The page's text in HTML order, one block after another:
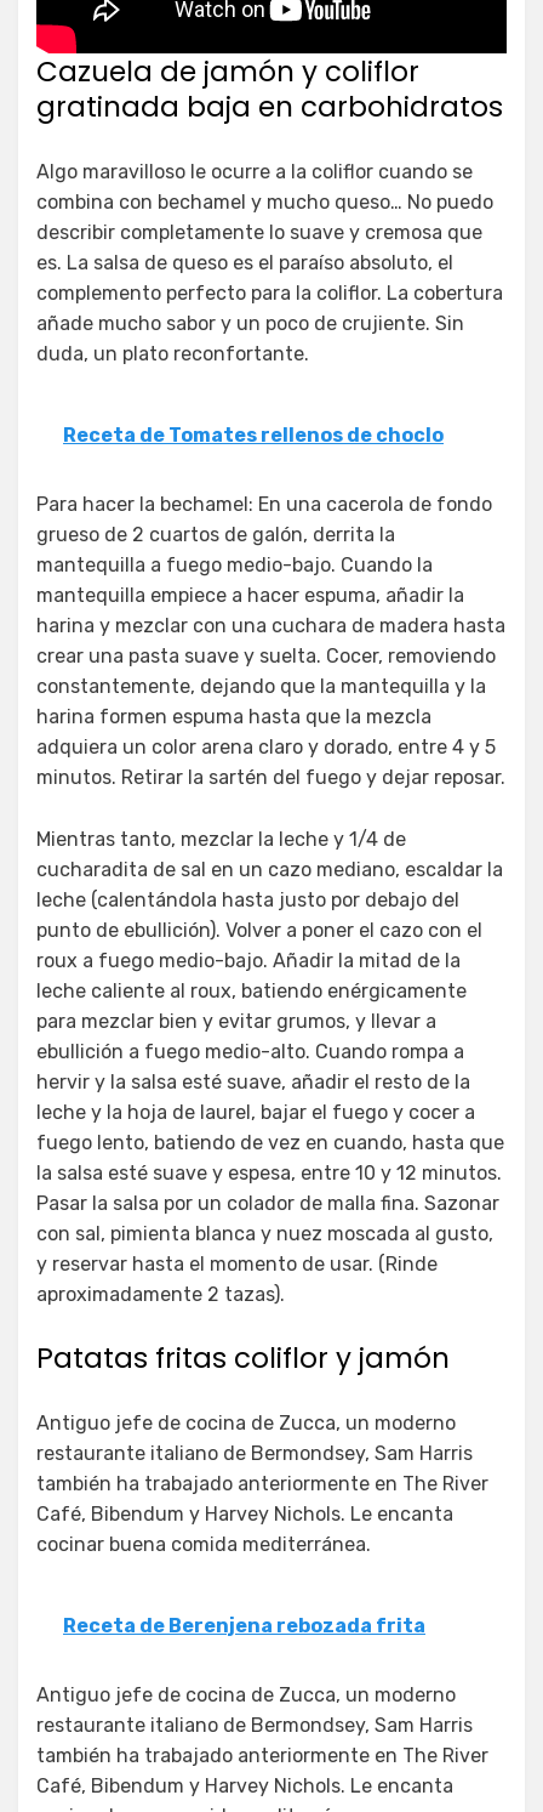
Cazuela de jamón y coliflor
gratinada baja en carbohidratos
Algo maravilloso le ocurre a la coliflor cuando se
combina con bechamel y mucho queso… No puedo
describir completamente lo suave y cremosa que
es. La salsa de queso es el paraíso absoluto, el
complemento perfecto para la coliflor. La cobertura
añade mucho sabor y un poco de crujiente. Sin
duda, un plato reconfortante.
Receta de Tomates rellenos de choclo
Para hacer la bechamel: En una cacerola de fondo
grueso de 2 cuartos de galón, derrita la
mantequilla a fuego medio-bajo. Cuando la
mantequilla empiece a hacer espuma, añadir la
harina y mezclar con una cuchara de madera hasta
crear una pasta suave y suelta. Cocer, removiendo
constantemente, dejando que la mantequilla y la
harina formen espuma hasta que la mezcla
adquiera un color arena claro y dorado, entre 4 y 5
minutos. Retirar la sartén del fuego y dejar reposar.
Mientras tanto, mezclar la leche y 1/4 de
cucharadita de sal en un cazo mediano, escaldar la
leche (calentándola hasta justo por debajo del
punto de ebullición). Volver a poner el cazo con el
roux a fuego medio-bajo. Añadir la mitad de la
leche caliente al roux, batiendo enérgicamente
para mezclar bien y evitar grumos, y llevar a
ebullición a fuego medio-alto. Cuando rompa a
hervir y la salsa esté suave, añadir el resto de la
leche y la hoja de laurel, bajar el fuego y cocer a
fuego lento, batiendo de vez en cuando, hasta que
la salsa esté suave y espesa, entre 10 y 12 minutos.
Pasar la salsa por un colador de malla fina. Sazonar
con sal, pimienta blanca y nuez moscada al gusto,
y reservar hasta el momento de usar. (Rinde
aproximadamente 2 tazas).
Patatas fritas coliflor y jamón
Antiguo jefe de cocina de Zucca, un moderno
restaurante italiano de Bermondsey, Sam Harris
también ha trabajado anteriormente en The River
Café, Bibendum y Harvey Nichols. Le encanta
cocinar buena comida mediterránea.
Receta de Berenjena rebozada frita
Antiguo jefe de cocina de Zucca, un moderno
restaurante italiano de Bermondsey, Sam Harris
también ha trabajado anteriormente en The River
Café, Bibendum y Harvey Nichols. Le encanta